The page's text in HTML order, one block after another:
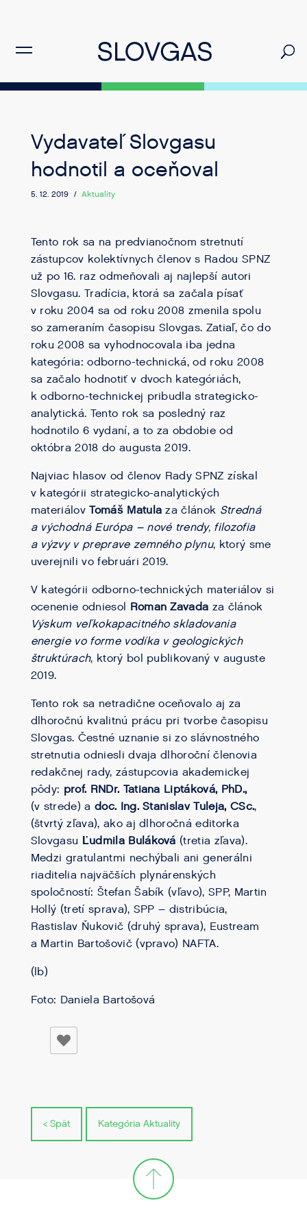
Vydavateľ Slovgasu
hodnotil a oceňoval
5. 12. 2019 / Aktuality
Tento rok sa na predvianočnom stretnutí
zástupcov kolektívnych členov s Radou SPNZ
už po 16. raz odmeňovali aj najlepší autori
Slovgasu. Tradícia, ktorá sa začala písať
v roku 2004 sa od roku 2008 zmenila spolu
so zameraním časopisu Slovgas. Zatiaľ, čo do
roku 2008 sa vyhodnocovala iba jedna
kategória: odborno-technická, od roku 2008
sa začalo hodnotiť v dvoch kategóriách,
k odborno-technickej pribudla strategicko-
analytická. Tento rok sa posledný raz
hodnotilo 6 vydaní, a to za obdobie od
októbra 2018 do augusta 2019.
Najviac hlasov od členov Rady SPNZ získal
v kategórii strategicko-analytických
materiálovTomáš Matula za článok Stredná
a východná Európa – nové trendy, filozofia
a výzvy v preprave zemného plynu, ktorý sme
uverejnili vo februári 2019.
V kategórii odborno-technických materiálov si
ocenenie odniesol Roman Zavada za článok
Výskum veľkokapacitného skladovania
energie vo forme vodíka v geologických
štruktúrach, ktorý bol publikovaný v auguste
2019.
Tento rok sa netradične oceňovalo aj za
dlhoročnú kvalitnú prácu pri tvorbe časopisu
Slovgas. Čestné uznanie si zo slávnostného
stretnutia odniesli dvaja dlhoroční členovia
redakčnej rady, zástupcovia akademickej
pôdy: prof. RNDr. Tatiana Liptáková, PhD.,
(v strede) a doc. Ing. Stanislav Tuleja, CSc.,
(štvrtý zľava), ako aj dlhoročná editorka
Slovgasu Ľudmila Buláková (tretia zľava).
Medzi gratulantmi nechýbali ani generálni
riaditelia najväčších plynárenských
spoločností: Štefan Šabík (vľavo), SPP, Martin
Hollý (tretí sprava), SPP – distribúcia,
Rastislav Ňukovič (druhý sprava), Eustream
a Martin Bartošovič (vpravo) NAFTA.
(lb)
Foto: Daniela Bartošová
< Spät Kategória Aktuality